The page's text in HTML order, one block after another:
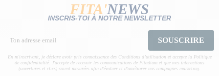
FITA'NEWS
INSCRIS-TOI À NOTRE NEWSLETTER
SOUSCRIRE
En m'inscrivant, je déclare avoir pris connaissance des Conditions d’utilisation et accepte la Politique
de confidentialité. J'accepte de recevoir les communications de Fitadium et que mes interactions
(ouvertures et clics) soient mesurées afin d'évaluer et d'améliorer nos campagnes marketing.